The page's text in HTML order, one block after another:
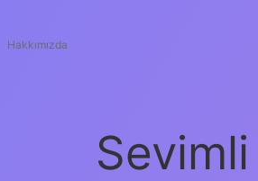
Hakkımızda